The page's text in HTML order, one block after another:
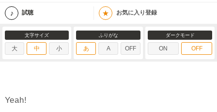
試聴 ★ お気に入り登録
文字サイズ
大 中 小
ふりがな
あ A OFF
ダークモード
ON OFF
Yeah!